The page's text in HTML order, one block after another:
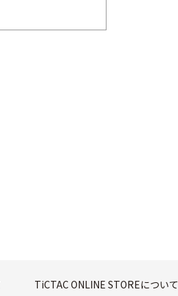
TiCTAC ONLINE STOREについて